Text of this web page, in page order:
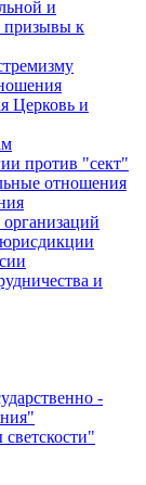
и
призывы к
Церковь и
против "сект"
отношения
и
-